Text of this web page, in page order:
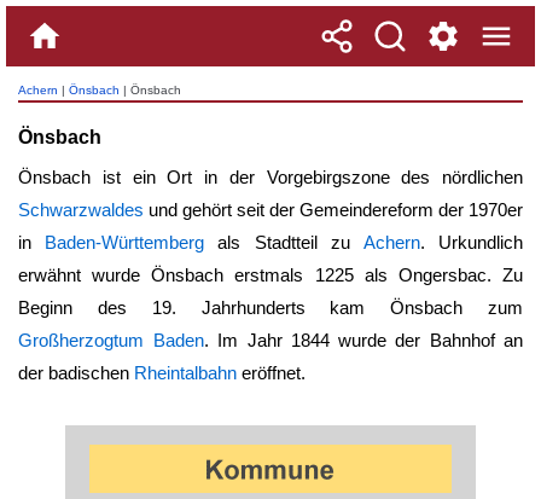
Achern | Önsbach | Önsbach
Önsbach
Önsbach ist ein Ort in der Vorgebirgszone des nördlichen
Schwarzwaldes und gehört seit der Gemeindereform der 1970er
in Baden-Württemberg als Stadtteil zu Achern. Urkundlich
erwähnt wurdeÖnsbach erstmals 1225 als Ongersbac. Zu
Beginn des 19. Jahrhunderts kamÖnsbach zum
Großherzogtum Baden. Im Jahr 1844 wurde der Bahnhof an
der badischen Rheintalbahn eröffnet.